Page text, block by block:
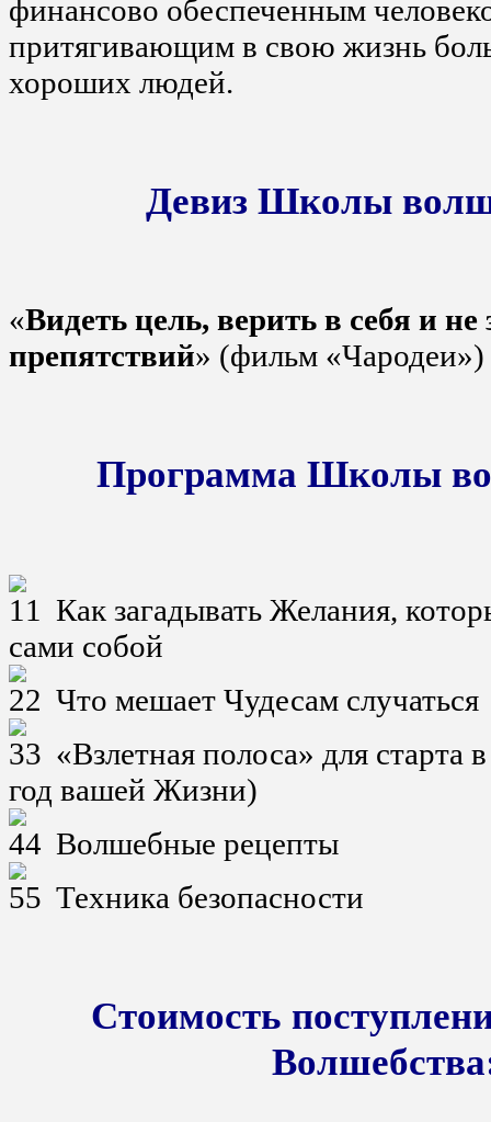
финансово обеспеченным
притягивающим в свою жизнь
хороших людей.
Девиз Школы
«Видеть цель, верить в себя и не
препятствий» (фильм «Чародеи»)
Программа Школы
Как загадывать Желания,
сами собой
Что мешает Чудесам случаться
«Взлетная полоса» для старта
год вашей Жизни)
Волшебные рецепты
Техника безопасности
Стоимость